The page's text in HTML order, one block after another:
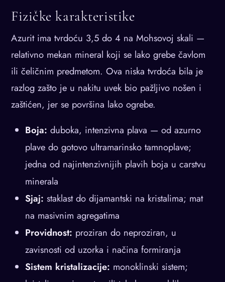
Fizičke karakteristike
Azurit ima tvrdoću 3,5 do 4 na Mohsovoj skali —
relativno mekan mineral koji se lako grebe čavlom
ili čeličnim predmetom. Ova niska tvrdoća bila je
razlog zašto je u nakitu uvek bio pažljivo nošen i
zaštićen, jer se površina lako ogrebe.
Boja: duboka, intenzivna plava — od azurno
plave do gotovo ultramarinsko tamnoplave;
jedna od najintenzivnijih plavih boja u carstvu
minerala
Sjaj: staklast do dijamantski na kristalima; mat
na masivnim agregatima
Providnost: proziran do neproziran, u
zavisnosti od uzorka i načina formiranja
Sistem kristalizacije: monoklinski sistem;